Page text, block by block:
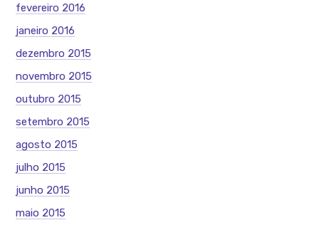
fevereiro 2016
janeiro 2016
dezembro 2015
novembro 2015
outubro 2015
setembro 2015
agosto 2015
julho 2015
junho 2015
maio 2015